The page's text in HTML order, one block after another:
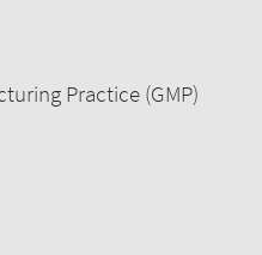
Practice (GMP)